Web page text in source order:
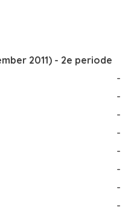
2011) - 2e periode
-
-
-
-
-
-
-
-